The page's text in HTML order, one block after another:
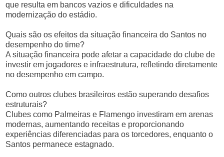
que resulta em bancos vazios e dificuldades na
modernização do estádio.
Quais são os efeitos da situação financeira do Santos no
desempenho do time?
A situação financeira pode afetar a capacidade do clube de
investir em jogadores e infraestrutura, refletindo diretamente
no desempenho em campo.
Como outros clubes brasileiros estão superando desafios
estruturais?
Clubes como Palmeiras e Flamengo investiram em arenas
modernas, aumentando receitas e proporcionando
experiências diferenciadas para os torcedores, enquanto o
Santos permanece estagnado.